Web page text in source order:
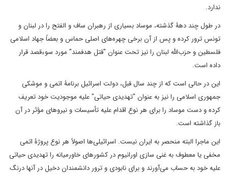
ندارد.
در طول چند دهۀ گذشته، موساد بسیاری از رهبران ساف و الفتح را در لبنان و
تونس ترور کرده و پس از آن برخی چهره‌های اصلی حماس و بعضاً جهاد اسلامی
فلسطین و حزب‌الله لبنان را نیز تحت عنوان "قتل هدفمند" مورد سوءقصد قرار
داده است.
این در حالی است که از چند سال قبل، دولت اسرائیل برنامۀ اتمی و موشکی
جمهوری اسلامی را نیز به عنوان "تهدیدی حیاتی" علیه موجودیت خود تعریف
کرده و دست موساد را برای هر نوع اقدام علیه تأسیسات و نیروهای مؤثر در آن
باز گذاشته است.
این ماجرا البته منحصر به ایران نیست. اسرائیلی‌ها اصولاً هر نوع پروژۀ اتمی
مخفی یا معطوف به غنی ‌سازی اورانیوم در کشورهای خاورمیانه را تهدیدی حیاتی
علیه خود به حساب می‌آورند و برای نابودی و ترور دانشمندان دخیل در آنها درنگ